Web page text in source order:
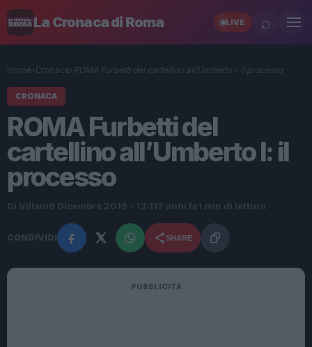
La Cronaca di Roma LIVE ⌕
Home› Cronaca› ROMA Furbetti del cartellino all’Umberto I: il processo
CRONACA
ROMA Furbetti del
cartellino all’Umberto I: il
processo
Di Villani9 Dicembre 2019 - 13:117 anni fa 1 min di lettura
CONDIVIDI SHARE
PUBBLICITÀ